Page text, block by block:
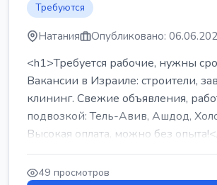
Требуются
Натания Опубликовано:
<h1>Требуется рабочие, нужны
Вакансии в Израиле: строители,
клининг. Свежие объявления,
подвозкой: Тель-Авив, Ашдод,
Высокая оплата, можно без
...
49 просмотров